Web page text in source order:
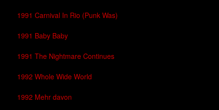
1991 Carnival In Rio (Punk Was)
1991 Baby Baby
1991 The Nightmare Continues
1992 Whole Wide World
1992 Mehr davon